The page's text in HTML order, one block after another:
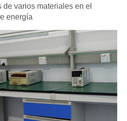
varios materiales en el
energía